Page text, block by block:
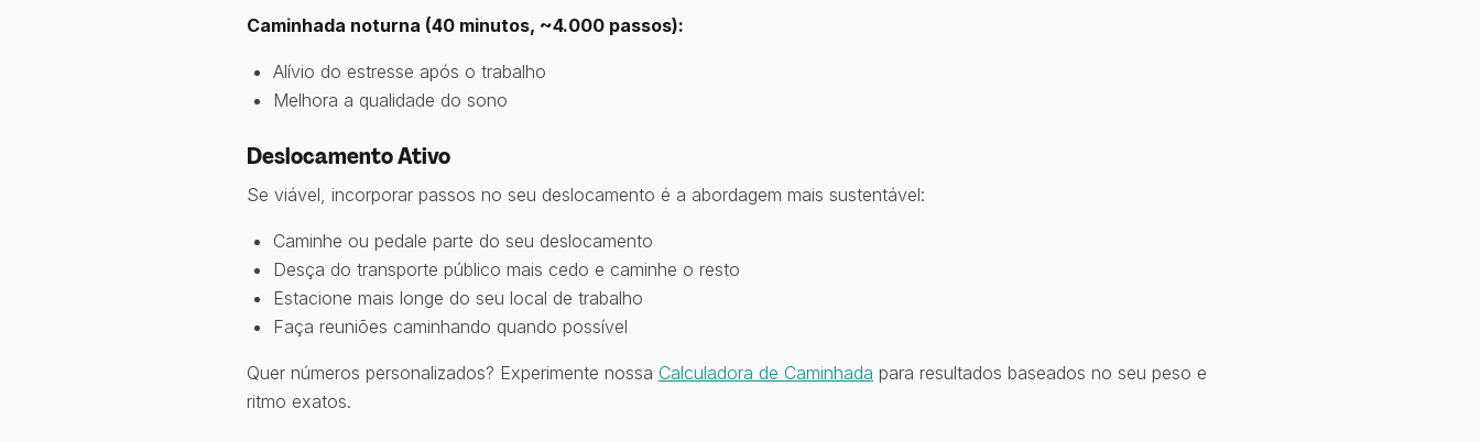
Caminhada noturna (40 minutos, ~4.000 passos):
Alívio do estresse após o trabalho
Melhora a qualidade do sono
Deslocamento Ativo
Se viável, incorporar passos no seu deslocamento é a abordagem mais sustentável:
Caminhe ou pedale parte do seu deslocamento
Desça do transporte público mais cedo e caminhe o resto
Estacione mais longe do seu local de trabalho
Faça reuniões caminhando quando possível
Quer números personalizados? Experimente nossa Calculadora de Caminhada para resultados baseados no seu peso e
ritmo exatos.